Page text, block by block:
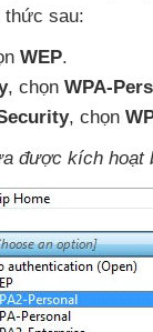
thức sau:
WEP.
, chọn WPA-
, chọn
được kích hoạt